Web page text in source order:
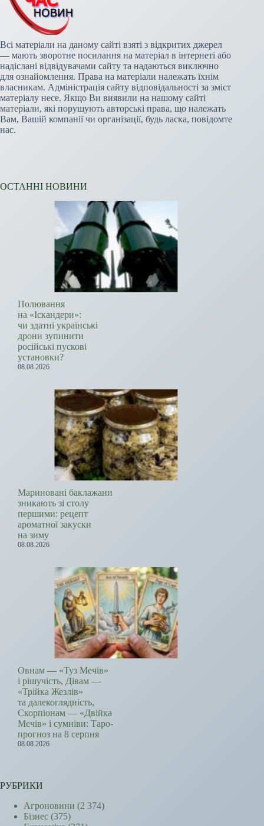
Всі матеріали на даному сайті взяті з відкритих джерел
— мають зворотне посилання на матеріал в інтернеті або
надіслані відвідувачами сайту та надаються виключно
для ознайомлення. Права на матеріали належать їхнім
власникам. Адміністрація сайту відповідальності за зміст
матеріалу несе. Якщо Ви виявили на нашому сайті
матеріали, які порушують авторські права, що належать
Вам, Вашій компанії чи організації, будь ласка, повідомте
нас.
ОСТАННІ НОВИНИ
Полювання
на «Іскандери»:
чи здатні українські
дрони зупинити
російські пускові
установки?
08.08.2026
Мариновані баклажани
зникають зі столу
першими: рецепт
ароматної закуски
на зиму
08.08.2026
Овнам — «Туз Мечів»
і рішучість, Дівам —
«Трійка Жезлів»
та далекоглядність,
Скорпіонам — «Двійка
Мечів» і сумніви: Таро-
прогноз на 8 серпня
08.08.2026
РУБРИКИ
Агроновини (2 374)
Бізнес (375)